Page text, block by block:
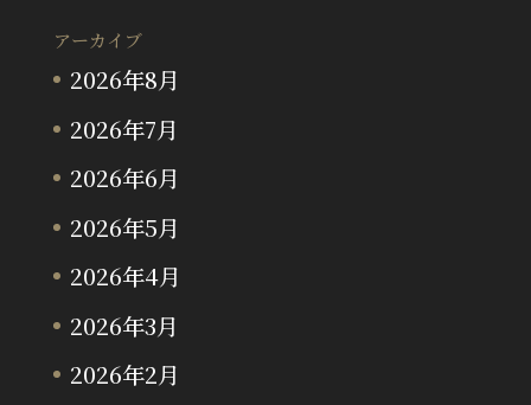
アーカイブ
2026年8月
2026年7月
2026年6月
2026年5月
2026年4月
2026年3月
2026年2月